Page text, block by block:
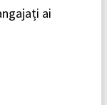
ai